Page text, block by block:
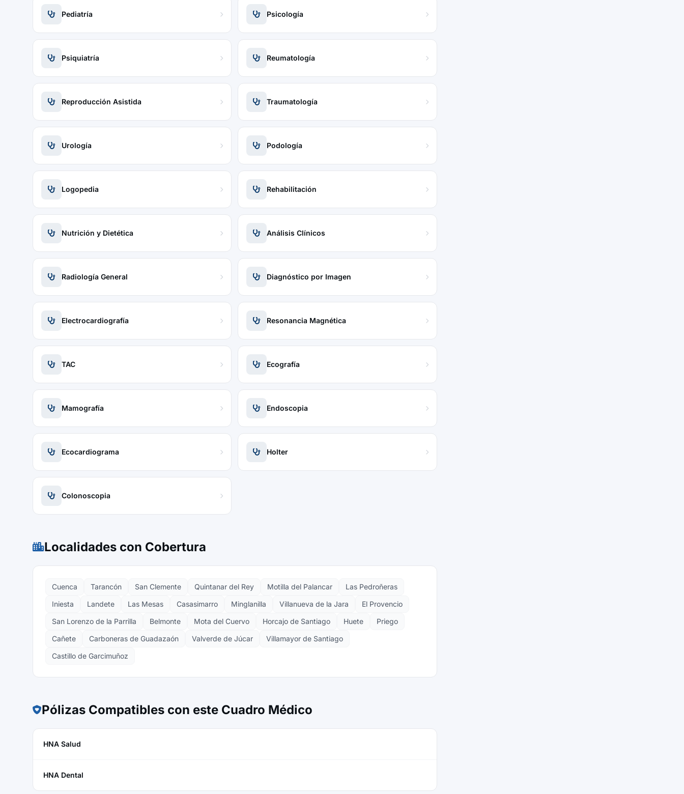
Pediatría Psicología
Psiquiatría Reumatología
Reproducción Asistida Traumatología
Urología Podología
Logopedia Rehabilitación
Nutrición y Dietética Análisis Clínicos
Radiología General Diagnóstico por Imagen
Electrocardiografía Resonancia Magnética
TAC Ecografía
Mamografía Endoscopia
Ecocardiograma Holter
Colonoscopia
Localidades con Cobertura
Cuenca Tarancón San Clemente Quintanar del Rey Motilla del Palancar
Las Pedroñeras
Iniesta
Landete Las Mesas Casasimarro Minglanilla Villanueva de la Jara
El Provencio
San Lorenzo de la Parrilla
Belmonte Mota del Cuervo Horcajo de Santiago Huete
Priego
Cañete
Carboneras de Guadazaón Valverde de Júcar
Villamayor de Santiago
Castillo de Garcimuñoz
Pólizas Compatibles con este Cuadro Médico
HNA Salud
HNA Dental